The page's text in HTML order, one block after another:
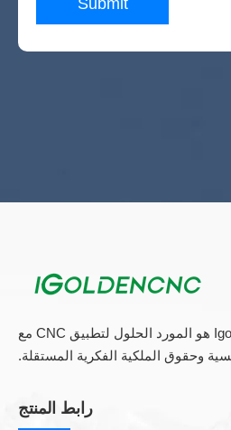
Submit
شاندونغ Igolden CNC هو المورد الحلول لتطبيق CNC مع
وحقوق الملكية الفكرية المستقلة.
رابط المنتج